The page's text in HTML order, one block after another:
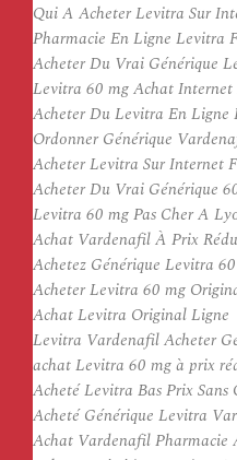
Qui A Acheter Levitra Sur
Pharmacie En Ligne Levitra
Acheter Du Vrai Générique
Levitra 60 mg Achat Internet
Acheter Du Levitra En Ligne
Ordonner Générique
Acheter Levitra Sur Internet
Acheter Du Vrai Générique
Levitra 60 mg Pas Cher A
Achat Vardenafil À Prix
Achetez Générique Levitra
Acheter Levitra 60 mg
Achat Levitra Original Ligne
Levitra Vardenafil Acheter
achat Levitra 60 mg à prix
Acheté Levitra Bas Prix Sans
Acheté Générique Levitra
Achat Vardenafil Pharmacie